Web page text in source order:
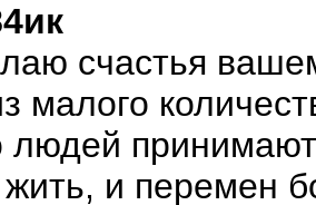
счастья
малого
и перемен